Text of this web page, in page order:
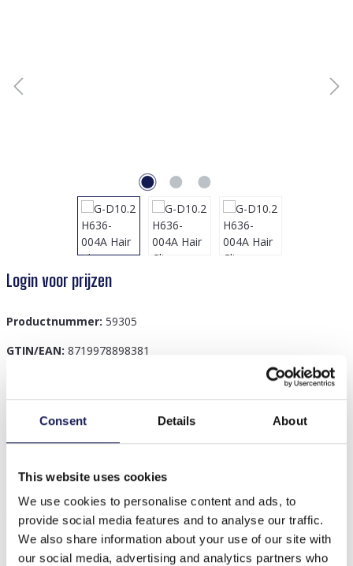
Consent Details About
This website uses cookies
We use cookies to personalise content and ads, to
provide social media features and to analyse our traffic.
We also share information about your use of our site with
our social media, advertising and analytics partners who
Login voor prijzen
Productnummer: 59305
GTIN/EAN: 8719978898381
Beschrijving
G-D10.2 H636-004A Hair Clips Stones
Anderen kochten ook